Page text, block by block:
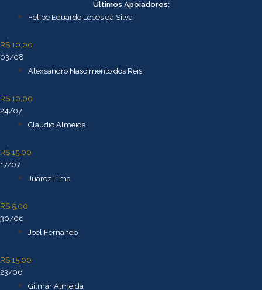
conteúdo
Últimos Apoiadores:
Felipe Eduardo Lopes da Silva
R$ 10,00
03/08
Alexsandro Nascimento dos Reis
R$ 10,00
24/07
Claudio Almeida
R$ 15,00
17/07
Juarez Lima
R$ 5,00
30/06
Joel Fernando
R$ 15,00
23/06
Gilmar Almeida